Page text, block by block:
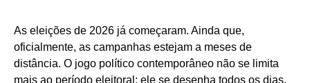
As eleições de 2026 já começaram. Ainda que,
oficialmente, as campanhas estejam a meses de
distância. O jogo político contemporâneo não se limita
mais ao período eleitoral; ele se desenha todos os dias,